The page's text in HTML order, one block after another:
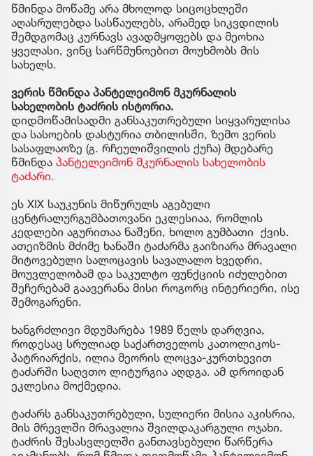
წმინდა მოწამე არა მხოლოდ სიცოცხლეში
აღასრულებდა სასწაულებს, არამედ სიკვდილის
შემდგომაც კურნავს ავადმყოფებს და მეოხია
ყველასი, ვინც სარწმუნოებით მოუხმობს მის
სახელს.
ვერის წმინდა პანტელეიმონ მკურნალის
სახელობის ტაძრის ისტორია.
დიდმოწამისადმი განსაკუთრებული სიყვარულისა
და სასოების დასტურია თბილისში, ზემო ვერის
სასაფლაოზე (გ. რჩეულიშვილის ქუჩა) მდებარე
წმინდა პანტელეიმონ მკურნალის სახელობის
ტაძარი.
ეს XIX საუკუნის მიწურულს აგებული
ცენტრალურგუმბათოვანი ეკლესიაა, რომლის
კედლები აგურითაა ნაშენი, ხოლო გუმბათი ქვის.
ათეიზმის მძიმე ხანაში ტაძარმა გაიზიარა მრავალი
მიტოვებული სალოცავის სავალალო ხვედრი,
მოუვლელობამ და საკულტო ფუნქციის იძულებით
შეჩერებამ გაავერანა მისი როგორც ინტერიერი, ისე
შემოგარენი.
ხანგრძლივი მდუმარება 1989 წელს დარღვია,
როდესაც სრულიად საქართველოს კათოლიკოს-
პატრიარქის, ილია მეორის ლოცვა-კურთხევით
ტაძარში საღვთო ლიტურგია აღდგა. ამ დროიდან
ეკლესია მოქმედია.
ტაძარს განსაკუთრებული, სულიერი მისია აკისრია,
მის მრევლში მრავალია შვილდაკარგული ოჯახი.
ტაძრის შესასვლელში განთავსებული წარწერა